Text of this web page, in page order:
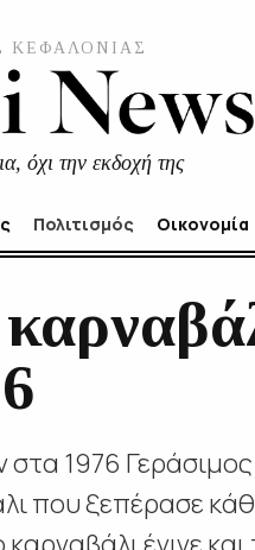
ΚΕΦΑΛΟΝΙΑΣ
όχι την εκδοχή της
Πολιτισμός Οικονομία
στα 1976
που ξεπέρασε